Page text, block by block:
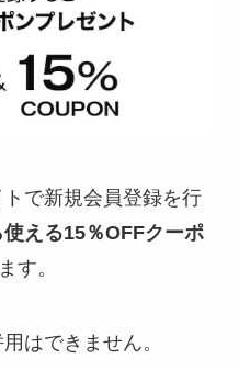
ーの出産祝いを紹介！男
の子ごとのおすすめや、
円なども調査
ドラッグストアで買え
扱店舗調査
のクーポンは？初回クーポ
クーポンコードなど最新
で新規会員登録を行
える15％OFFクーポ
す。
はできません。